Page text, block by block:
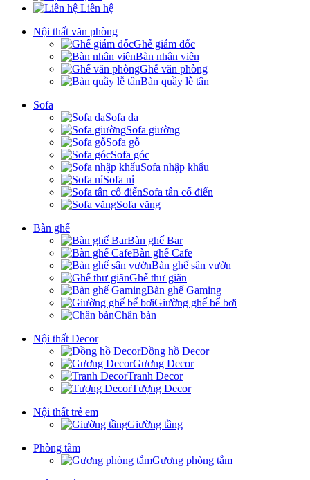
Liên hệ
Nội thất văn phòng
Ghế giám đốc
Bàn nhân viên
Ghế văn phòng
Bàn quầy lễ tân
Sofa
Sofa da
Sofa giường
Sofa gỗ
Sofa góc
Sofa nhập khẩu
Sofa nỉ
Sofa tân cổ điển
Sofa văng
Bàn ghế
Bàn ghế Bar
Bàn ghế Cafe
Bàn ghế sân vườn
Ghế thư giãn
Bàn ghế Gaming
Giường ghế bể bơi
Chân bàn
Nội thất Decor
Đồng hồ Decor
Gương Decor
Tranh Decor
Tượng Decor
Nội thất trẻ em
Giường tầng
Phòng tắm
Gương phòng tắm